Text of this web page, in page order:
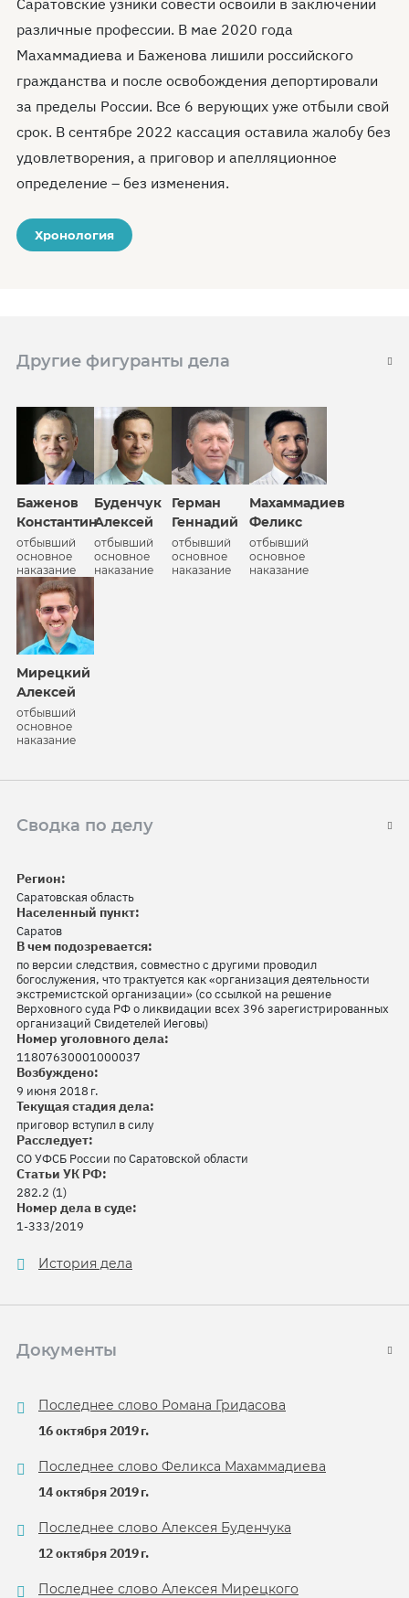
Саратовские узники совести освоили в заключении
различные профессии. В мае 2020 года
Махаммадиева и Баженова лишили российского
гражданства и после освобождения депортировали
за пределы России. Все 6 верующих уже отбыли свой
срок. В сентябре 2022 кассация оставила жалобу без
удовлетворения, а приговор и апелляционное
определение – без изменения.
Хронология
Другие фигуранты дела
Баженов
Константин
отбывший
основное
наказание
Буденчук
Алексей
отбывший
основное
наказание
Герман
Геннадий
отбывший
основное
наказание
Махаммадиев
Феликс
отбывший
основное
наказание
Мирецкий
Алексей
отбывший
основное
наказание
Сводка по делу
Регион:
Саратовская область
Населенный пункт:
Саратов
В чем подозревается:
по версии следствия, совместно с другими проводил
богослужения, что трактуется как «организация деятельности
экстремистской организации» (со ссылкой на решение
Верховного суда РФ о ликвидации всех 396 зарегистрированных
организаций Свидетелей Иеговы)
Номер уголовного дела:
11807630001000037
Возбуждено:
9 июня 2018 г.
Текущая стадия дела:
приговор вступил в силу
Расследует:
СО УФСБ России по Саратовской области
Статьи УК РФ:
282.2 (1)
Номер дела в суде:
1-333/2019
История дела
Документы
Последнее слово Романа Гридасова
16 октября 2019 г.
Последнее слово Феликса Махаммадиева
14 октября 2019 г.
Последнее слово Алексея Буденчука
12 октября 2019 г.
Последнее слово Алексея Мирецкого